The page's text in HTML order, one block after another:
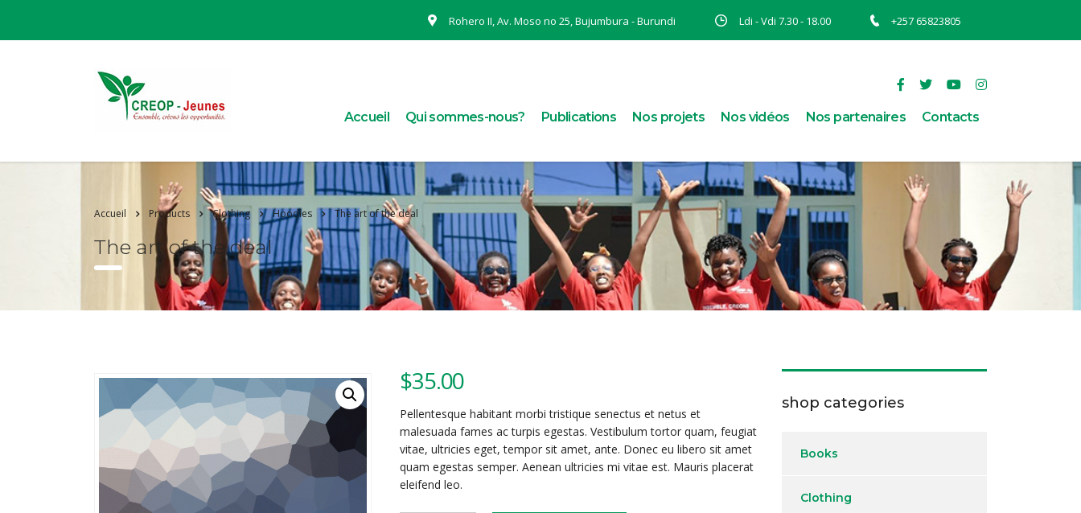
Rohero II, Av. Moso no 25, Bujumbura - Burundi Ldi - Vdi 7.30 - 18.00 +257 65823805
Accueil Qui sommes-nous? Publications Nos projets Nos vidéos Nos partenaires Contacts
Accueil Products Clothing Hoodies The art of the deal
The art of the deal
$35.00
Pellentesque habitant morbi tristique senectus et netus et
malesuada fames ac turpis egestas. Vestibulum tortor quam, feugiat
vitae, ultricies eget, tempor sit amet, ante. Donec eu libero sit amet
quam egestas semper. Aenean ultricies mi vitae est. Mauris placerat
eleifend leo.
shop categories
Books
Clothing